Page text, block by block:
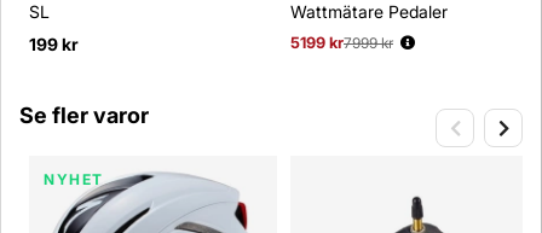
SL
199 kr
Wattmätare Pedaler
5199 kr
Ordinarie pris:
7999 kr
Se fler varor
NYHET